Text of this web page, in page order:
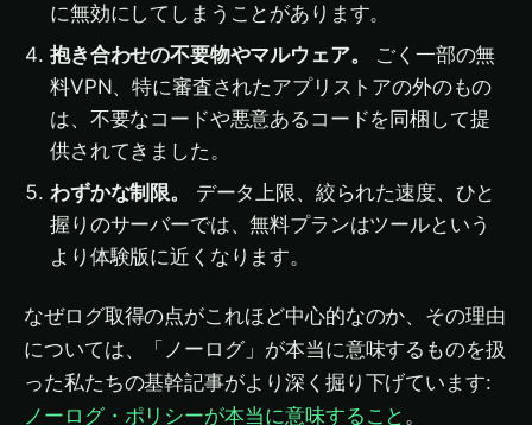
に無効にしてしまうことがあります。
抱き合わせの不要物やマルウェア。
ごく一部の無
料VPN、特に審査されたアプリストアの外のもの
は、不要なコードや悪意あるコードを同梱して提
供されてきました。
わずかな制限。
データ上限、絞られた速度、ひと
握りのサーバーでは、無料プランはツールという
より体験版に近くなります。
なぜログ取得の点がこれほど中心的なのか、その理由
については、「ノーログ」が本当に意味するものを扱
った私たちの基幹記事がより深く掘り下げています:
ノーログ・ポリシーが本当に意味すること 。